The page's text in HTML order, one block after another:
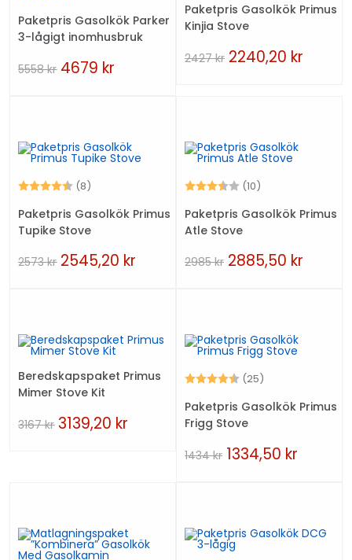
Paketpris Gasolkök Parker
3-lågigt inomhusbruk
5558kr 4679 kr
Paketpris Gasolkök Primus
Kinjia Stove
2427kr 2240,20 kr
Betyg: (8)
4.6 utav 5 stjärnor
Paketpris Gasolkök Primus
Tupike Stove
2573kr 2545,20 kr
Betyg: (10)
Paketpris Gasolkök Primus
Atle Stove
2985kr 2885,50 kr
Beredskapspaket Primus
Mimer Stove Kit
3167kr 3139,20 kr
Betyg: (25)
Paketpris Gasolkök Primus
Frigg Stove
1434kr 1334,50 kr